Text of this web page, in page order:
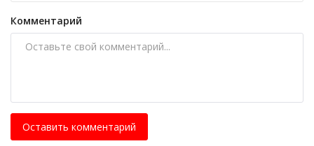
Комментарий
Оставить комментарий